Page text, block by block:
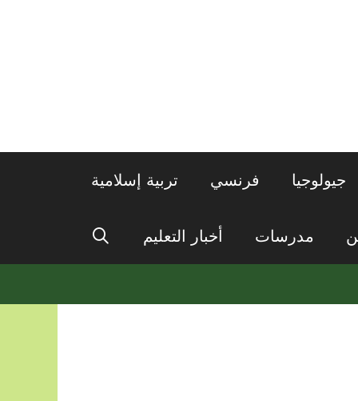
جيولوجيا فرنسي تربية إسلامية
مدرسات أخبار التعليم